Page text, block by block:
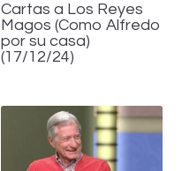
Cartas a Los Reyes
Magos (Como Alfredo
por su casa)
(17/12/24)